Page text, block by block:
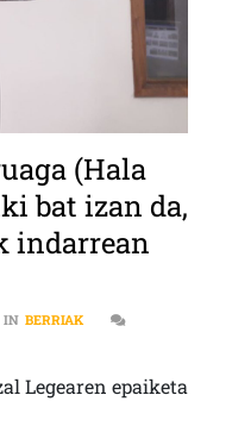
(Hala
bat izan da,
indarrean
IN BERRIAK
SAENZ DE BURUAGA (HALA
Legearen epaiketa